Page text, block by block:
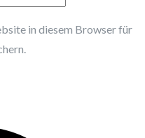
in diesem Browser für